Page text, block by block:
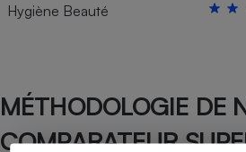
Hygiène Beauté
MÉTHODOLOGIE DE
COMPARATEUR